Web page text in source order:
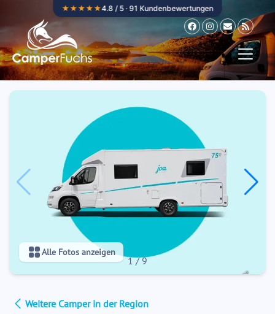
Zum Inhalt springen
1/9
Alle Fotos anzeigen
Weitere Camper in der Region
★★★★★4.8 / 5 · 91 Kundenbewertungen